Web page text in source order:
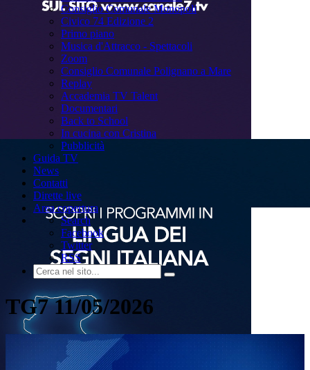
Consiglio Comunale Monopoli
Civico 74 Edizione 2
Primo piano
Musica d'Attracco - Spettacoli
Zoom
Consiglio Comunale Polignano a Mare
Replay
Accademia TV Talent
Documentari
Back to School
In cucina con Cristina
Pubblicità
Guida TV
News
Contatti
Dirette live
Area copertura
Search
Facebook
Twitter
RSS
TG7 11/05/2026